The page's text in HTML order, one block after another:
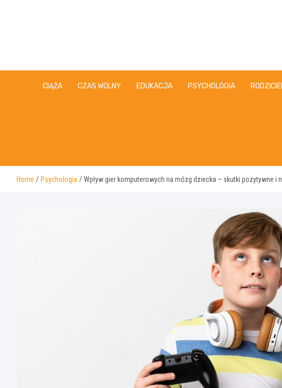
CIĄŻA CZAS WOLNY EDUKACJA PSYCHOLOGIA
Home Psychologia Wpływ gier komputerowych na mózg dziecka – skutki pozytywne i